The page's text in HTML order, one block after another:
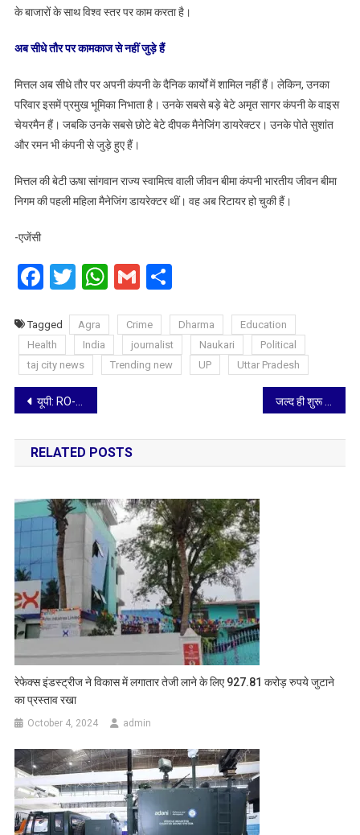
के बाजारों के साथ विश्व स्तर पर काम करता है।
अब सीधे तौर पर कामकाज से नहीं जुड़े हैं
मित्तल अब सीधे तौर पर अपनी कंपनी के दैनिक कार्यों में शामिल नहीं हैं। लेकिन, उनका
परिवार इसमें प्रमुख भूमिका निभाता है। उनके सबसे बड़े बेटे अमृत सागर कंपनी के वाइस
चेयरमैन हैं। जबकि उनके सबसे छोटे बेटे दीपक मैनेजिंग डायरेक्‍टर। उनके पोते सुशांत
और रमन भी कंपनी से जुड़े हुए हैं।
मित्तल की बेटी ऊषा सांगवान राज्य स्वामित्व वाली जीवन बीमा कंपनी भारतीय जीवन बीमा
निगम की पहली महिला मैनेजिंग डायरेक्‍टर थीं। वह अब रिटायर हो चुकी हैं।
-एजेंसी
Facebook
Twitter
WhatsApp
GmailShare
Tagged Agra Crime Dharma
Education
Health
India journalist Naukari
Political
taj city news
Trending new UP Uttar Pradesh
Post
navigation
यूपी: RO-ARO पेपर लीक मामले में STF ने लखनऊ के गोमतीनगर से कोचिंग संचालक को किया गिरफ्तार
RELATED POSTS
रेफेक्स इंडस्ट्रीज ने विकास में लगातार तेजी लाने के लिए 927.81 करोड़ रुपये जुटाने
का प्रस्ताव रखा
October 4, 2024 admin